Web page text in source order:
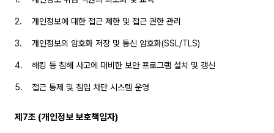
2. 개인정보에 대한 접근 제한 및 접근 권한 관리
3. 개인정보의 암호화 저장 및 통신 암호화(SSL/TLS)
4. 해킹 등 침해 사고에 대비한 보안 프로그램 설치 및 갱신
5. 접근 통제 및 침입 차단 시스템 운영
제7조 (개인정보 보호책임자)